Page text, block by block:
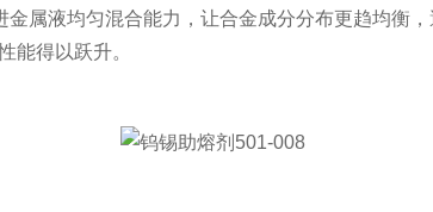
属液均匀混合能力，让合金成分分布更趋均衡
能得以跃升。